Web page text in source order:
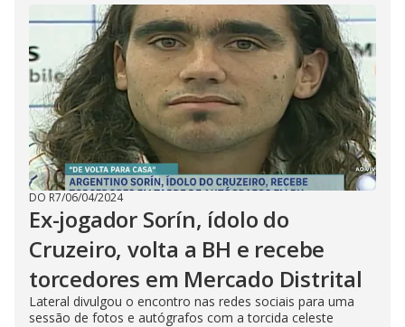
DO R7/06/04/2024
Ex-jogador Sorín, ídolo do
Cruzeiro, volta a BH e recebe
torcedores em Mercado Distrital
Lateral divulgou o encontro nas redes sociais para uma
sessão de fotos e autógrafos com a torcida celeste